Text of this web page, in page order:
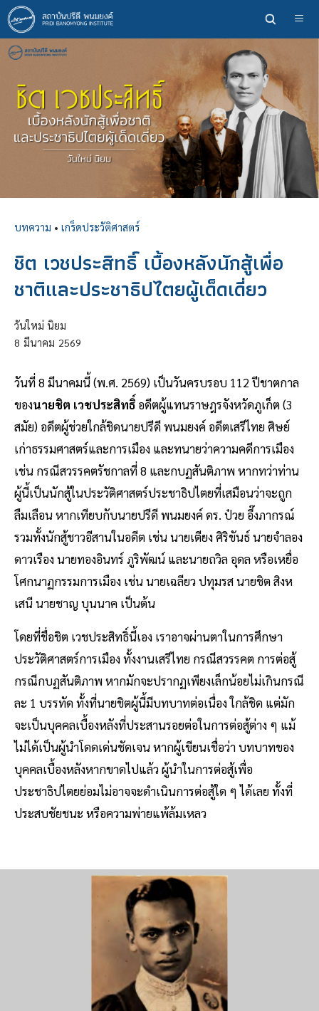
ข้าม
ไป
ยัง
เนื้อหา
บทความ • เกร็ดประวัติศาสตร์
ชิต เวชประสิทธิ์ เบื้องหลังนักสู้เพื่อ
ชาติและประชาธิปไตยผู้เด็ดเดี่ยว
วันใหม่ นิยม
8 มีนาคม 2569
วันที่ 8 มีนาคมนี้ (พ.ศ. 2569) เป็นวันครบรอบ 112 ปีชาตกาล
ของนายชิต เวชประสิทธิ์ อดีตผู้แทนราษฎรจังหวัดภูเก็ต (3
สมัย) อดีตผู้ช่วยใกล้ชิดนายปรีดี พนมยงค์ อดีตเสรีไทย ศิษย์
เก่าธรรมศาสตร์และการเมือง และทนายว่าความคดีการเมือง
เช่น กรณีสวรรคตรัชกาลที่ 8 และกบฏสันติภาพ หากทว่าท่าน
ผู้นี้เป็นนักสู้ในประวัติศาสตร์ประชาธิปไตยที่เสมือนว่าจะถูก
ลืมเลือน หากเทียบกับนายปรีดี พนมยงค์ ดร. ป๋วย อึ๊งภากรณ์
รวมทั้งนักสู้ชาวอีสานในอดีต เช่น นายเตียง ศิริขันธ์ นายจำลอง
ดาวเรือง นายทองอินทร์ ภูริพัฒน์ และนายถวิล อุดล หรือเหยื่อ
โศกนาฏกรรมการเมือง เช่น นายเฉลียว ปทุมรส นายชิต สิงห
เสนี นายชาญ บุนนาค เป็นต้น
โดยที่ชื่อชิต เวชประสิทธิ์นี้เอง เราอาจผ่านตาในการศึกษา
ประวัติศาสตร์การเมือง ทั้งงานเสรีไทย กรณีสวรรคต การต่อสู้
กรณีกบฏสันติภาพ หากมักจะปรากฏเพียงเล็กน้อยไม่เกินกรณี
ละ 1 บรรทัด ทั้งที่นายชิตผู้นี้มีบทบาทต่อเนื่อง ใกล้ชิด แต่มัก
จะเป็นบุคคลเบื้องหลังที่ประสานรอยต่อในการต่อสู้ต่าง ๆ แม้
ไม่ได้เป็นผู้นำโดดเด่นชัดเจน หากผู้เขียนเชื่อว่า บทบาทของ
บุคคลเบื้องหลังหากขาดไปแล้ว ผู้นำในการต่อสู้เพื่อ
ประชาธิปไตยย่อมไม่อาจจะดำเนินการต่อสู้ใด ๆ ได้เลย ทั้งที่
ประสบชัยชนะ หรือความพ่ายแพ้ล้มเหลว